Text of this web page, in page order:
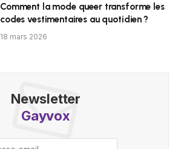
Comment la mode queer transforme les
codes vestimentaires au quotidien ?
18 mars 2026
Newsletter
Gayvox